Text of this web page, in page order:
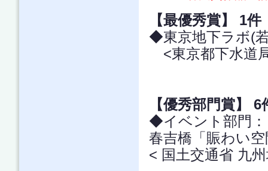
【最優秀賞】 1件
◆東京地下ラボ(
<東京都下水道
【優秀部門賞】 6
◆イベント部門
春吉橋「賑わい
< 国土交通省 九